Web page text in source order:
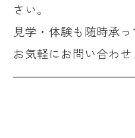
さい。
見学・体験も随時承っ
お気軽にお問い合わせ